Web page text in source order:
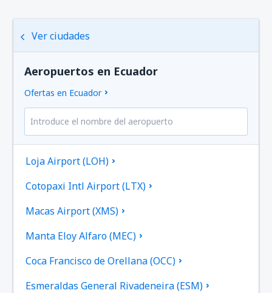
Ver ciudades
Aeropuertos en Ecuador
Ofertas en Ecuador
Loja Airport (LOH)
Cotopaxi Intl Airport (LTX)
Macas Airport (XMS)
Manta Eloy Alfaro (MEC)
Coca Francisco de Orellana (OCC)
Esmeraldas General Rivadeneira (ESM)